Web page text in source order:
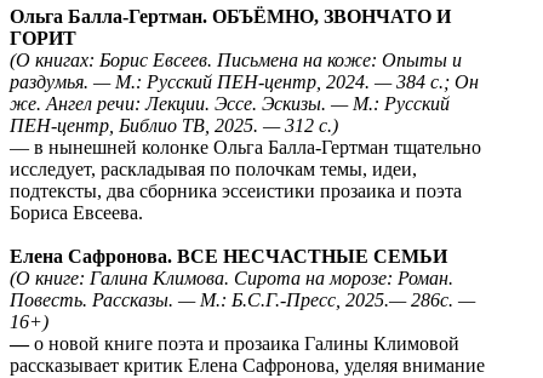
Ольга Балла-Гертман. ОБЪЁМНО, ЗВОНЧАТО И
ГОРИТ
(О книгах: Борис Евсеев. Письмена на коже: Опыты и
раздумья. — М.: Русский ПЕН-центр, 2024. — 384 с.; Он
же. Ангел речи: Лекции. Эссе. Эскизы. — М.: Русский
ПЕН-центр, Библио ТВ, 2025. — 312 с.)
― в нынешней колонке Ольга Балла-Гертман тщательно
исследует, раскладывая по полочкам темы, идеи,
подтексты, два сборника эссеистики прозаика и поэта
Бориса Евсеева.
Елена Сафронова. ВСЕ НЕСЧАСТНЫЕ СЕМЬИ
(О книге: Галина Климова. Сирота на морозе: Роман.
Повесть. Рассказы. — М.: Б.С.Г.-Пресс, 2025.— 286с. —
16+)
―о новой книге поэта и прозаика Галины Климовой
рассказывает критик Елена Сафронова, уделяя внимание